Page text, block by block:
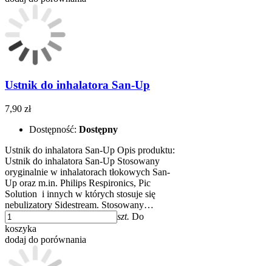
Ustnik do inhalatora San-Up
7,90 zł
Dostępność: Dostępny
Ustnik do inhalatora San-Up Opis produktu:
Ustnik do inhalatora San-Up Stosowany
oryginalnie w inhalatorach tłokowych San-
Up oraz m.in. Philips Respironics, Pic
Solution i innych w których stosuje się
nebulizatory Sidestream. Stosowany…
szt. Do
koszyka
dodaj do porównania